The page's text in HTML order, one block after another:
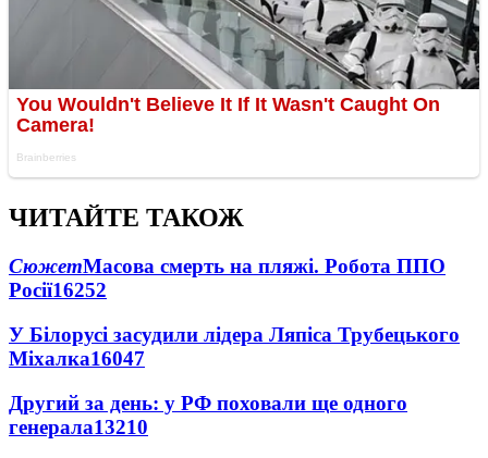
ЧИТАЙТЕ ТАКОЖ
СюжетМасова смерть на пляжі. Робота ППО
Росії16252
У Білорусі засудили лідера Ляпіса Трубецького
Міхалка16047
Другий за день: у РФ поховали ще одного
генерала13210